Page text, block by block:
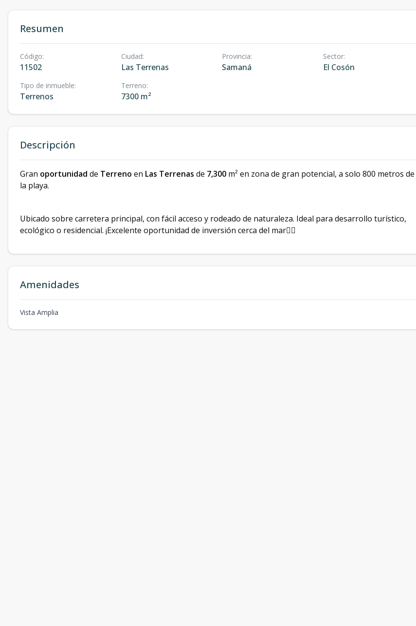
Resumen
Código:
11502
Ciudad:
Las Terrenas
Provincia:
Samaná
Sector:
El Cosón
Tipo de inmueble:
Terrenos
Terreno:
7300 m²
Descripción
Gran oportunidad de Terreno en Las Terrenas de 7,300 m² en zona de gran potencial, a solo 800 metros de
la playa.
Ubicado sobre carretera principal, con fácil acceso y rodeado de naturaleza. Ideal para desarrollo turístico,
ecológico o residencial. ¡Excelente oportunidad de inversión cerca del mar🏊‍♂️
Amenidades
Vista Amplia